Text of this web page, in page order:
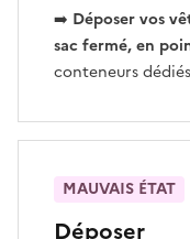
➡️ Déposer vos
sac fermé, en
conteneurs
Déposer
MAUVAIS ÉTAT